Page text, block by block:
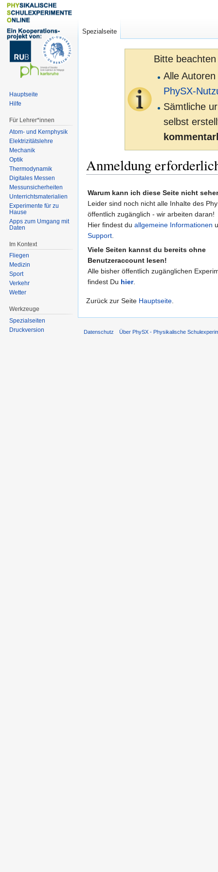
Bitte
Alle
PhySX-
Sämtliche
selbst
Anmeldung
Warum kann ich diese Seite nicht
Leider sind noch nicht alle Inhalte des
öffentlich zugänglich - wir arbeiten daran!
Hier findest du allgemeine Informationen
Support
Viele Seiten kannst du bereits ohne
Benutzeraccount lesen!
Alle bisher öffentlich zugänglichen
findest Du hier.
Zurück zur Seite Hauptseite
Spezialseite
Hauptseite
Hilfe
Für Lehrer*innen
Atom- und Kernphysik
Elektrizitätslehre
Mechanik
Optik
Thermodynamik
Digitales Messen
Messunsicherheiten
Unterrichtsmaterialien
Experimente für zu
Hause
Apps zum Umgang mit
Daten
Im Kontext
Fliegen
Medizin
Sport
Verkehr
Wetter
Werkzeuge
Spezialseiten
Druckversion
Datenschutz Über PhySX - Physikalische